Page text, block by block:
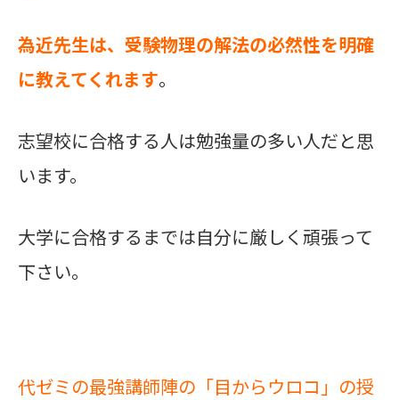
為近先生は、受験物理の解法の必然性を明確
に教えてくれます。
志望校に合格する人は勉強量の多い人だと思
います。
大学に合格するまでは自分に厳しく頑張って
下さい。
代ゼミの最強講師陣の「目からウロコ」の授